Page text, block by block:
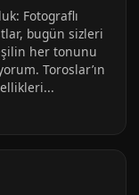
Fotograflı
bugün sizleri
her tonunu
Toroslar’ın